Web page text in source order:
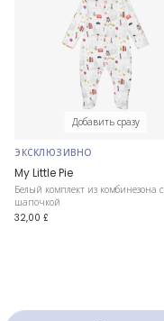
Добавить сразу
ЭКСКЛЮЗИВНО
My Little Pie
Белый комплект из комбинезона с
шапочкой
32,00 £